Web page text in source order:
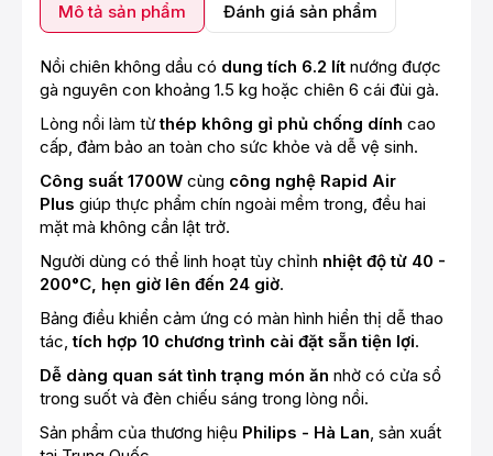
Mô tả sản phẩm Đánh giá sản phẩm
Nồi chiên không dầu có dung tích 6.2 lít nướng được
gà nguyên con khoảng 1.5 kg hoặc chiên 6 cái đùi gà.
Lòng nồi làm từthép không gỉ phủ chống dính cao
cấp, đảm bảo an toàn cho sức khỏe và dễ vệ sinh.
Công suất 1700W cùng công nghệ Rapid Air
Plus giúp thực phẩm chín ngoài mềm trong, đều hai
mặt mà không cần lật trở.
Người dùng có thể linh hoạt tùy chỉnh nhiệt độ từ 40 -
200°C, hẹn giờ lên đến 24 giờ.
Bảng điều khiển cảm ứng có màn hình hiển thị dễ thao
tác,tích hợp 10 chương trình cài đặt sẵn tiện lợi.
Dễ dàng quan sát tình trạng món ăn nhờ có cửa sổ
trong suốt và đèn chiếu sáng trong lòng nồi.
Sản phẩm của thương hiệu Philips - Hà Lan, sản xuất